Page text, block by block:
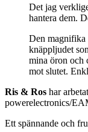
Det jag
hantera dem.
Den magnifika
knäppljudet
mina öron och
mot slutet.
Ris & Ros har
powerelectronics/
Ett spännande och